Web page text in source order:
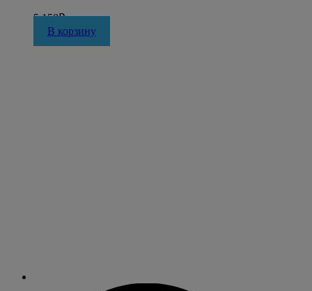
5 150₽
В корзину